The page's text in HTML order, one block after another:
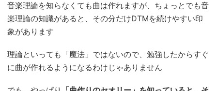
音楽理論を知らなくても曲は作れますが、ちょっとでも音
楽理論の知識があると、その分だけDTMを続けやすい印
象があります
理論といっても「魔法」ではないので、勉強したからすぐ
に曲が作れるようになるわけじゃありません